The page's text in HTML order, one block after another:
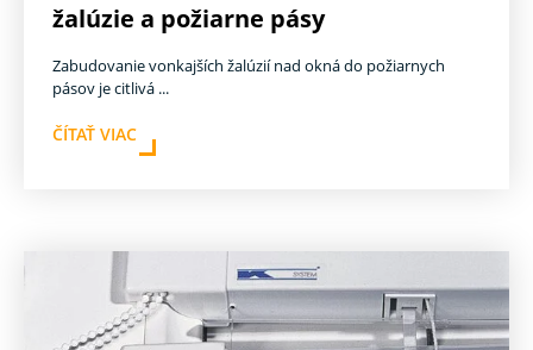
žalúzie a požiarne pásy
Zabudovanie vonkajších žalúzií nad okná do požiarnych
pásov je citlivá ...
ČÍTAŤ VIAC